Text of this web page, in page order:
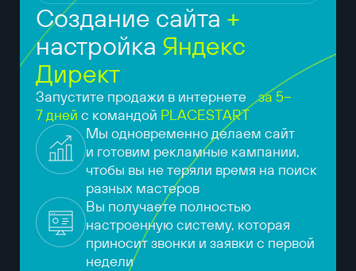
Создание сайта +
настройка Яндекс
Директ
Запустите продажи в интернетеза 5–
7 дней с командой PLACESTART
Мы одновременно делаем сайт
и готовим рекламные кампании,
чтобы вы не теряли время на поиск
разных мастеров
Вы получаете полностью
настроенную систему, которая
приносит звонки и заявки с первой
недели